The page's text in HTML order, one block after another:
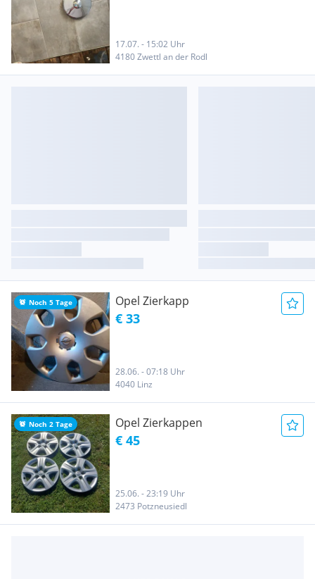
17.07. - 15:02 Uhr
4180 Zwettl an der Rodl
Noch 5 Tage Opel Zierkapp
€ 33
28.06. - 07:18 Uhr
4040 Linz
Noch 2 Tage Opel Zierkappen
€ 45
25.06. - 23:19 Uhr
2473 Potzneusiedl